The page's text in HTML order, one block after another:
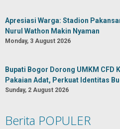
Apresiasi Warga: Stadion
Nurul Wathon Makin Nyaman
Monday, 3 August 2026
Bupati Bogor Dorong UMKM CFD
Pakaian Adat, Perkuat Identitas
Sunday, 2 August 2026
Berita POPULER